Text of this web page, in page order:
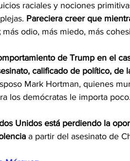
raciales y nociones
Pareciera creer que
más odio, más miedo, más
de Trump en el
calificado de político, de
Mark Hortman, quienes
los demócratas le importa poco.
Unidos está perdiendo la
a partir del asesinato de